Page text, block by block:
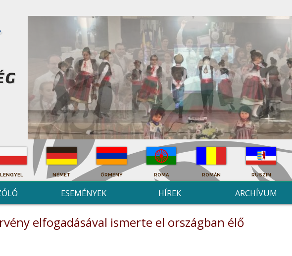
LENGYEL NÉMET ÖRMÉNY ROMA ROMÁN RUSZIN
ESEMÉNYEK HÍREK ARCHÍVUM
elfogadásával ismerte el országban élő